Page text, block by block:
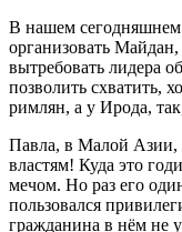
В нашем
организовать
вытребовать лидера
позволить схватить,
римлян, а у Ирода,
Павла, в Малой Азии,
властям! Куда это
мечом. Но раз его
пользовался
гражданина в нём не